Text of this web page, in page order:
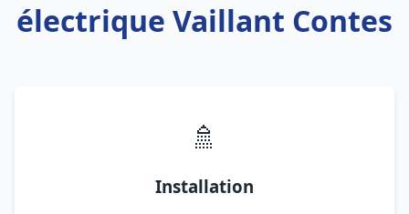
électrique Vaillant Contes
🚿
Installation